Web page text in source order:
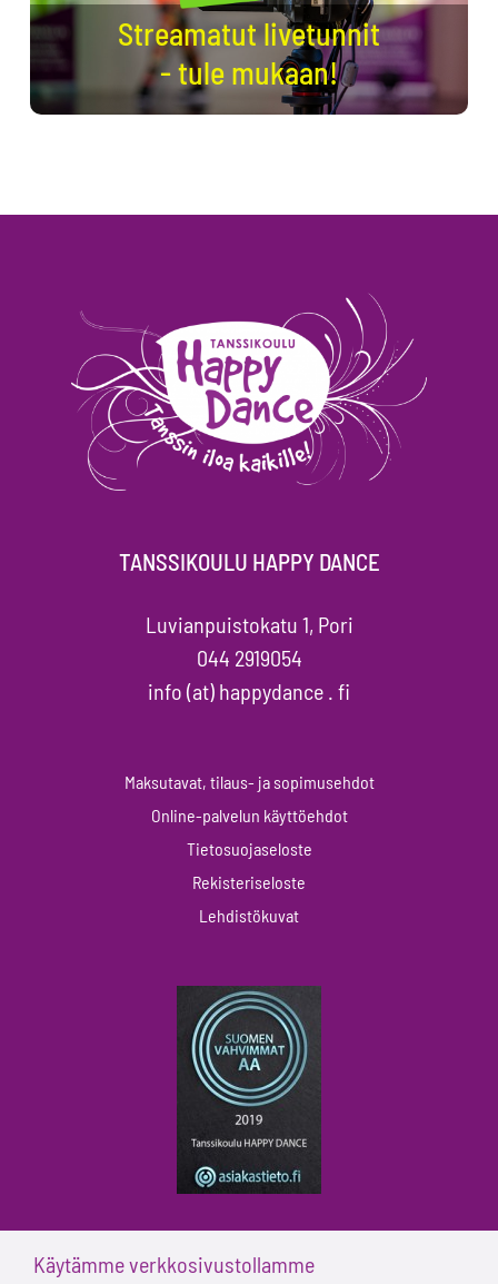
Streamatut livetunnit
- tule mukaan!
TANSSIKOULU HAPPY DANCE
Luvianpuistokatu 1, Pori
044 2919054
info (at) happydance . fi
Maksutavat, tilaus- ja sopimusehdot
Online-palvelun käyttöehdot
Tietosuojaseloste
Rekisteriseloste
Lehdistökuvat
Käytämme verkkosivustollamme